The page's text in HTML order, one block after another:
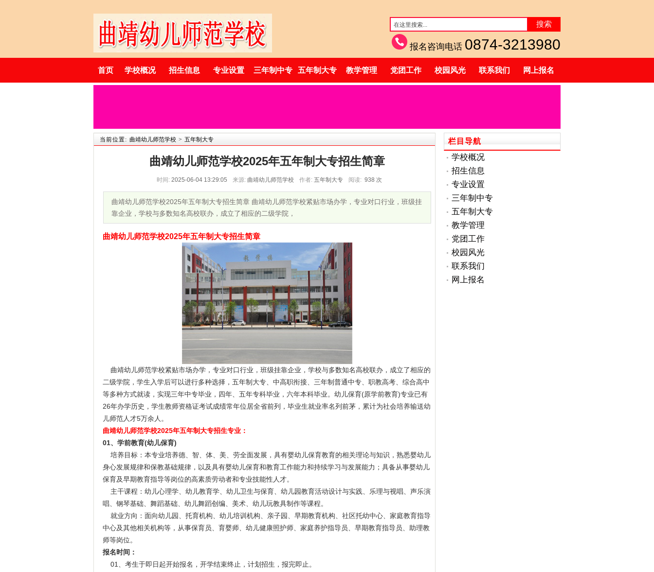
搜索
报名咨询电话 0874-3213980
首页 学校概况 招生信息 专业设置 三年制中专 五年制大专 教学管理 党团工作 校园风光 联系我们 网上报名
当前位置: 曲靖幼儿师范学校 > 五年制大专
曲靖幼儿师范学校2025年五年制大专招生简章
时间: 2025-06-04 13:29:05 来源: 曲靖幼儿师范学校 作者: 五年制大专 阅读: 938 次
曲靖幼儿师范学校2025年五年制大专招生简章 曲靖幼儿师范学校紧贴市场办学，专业对口行业，班级挂
靠企业，学校与多数知名高校联办，成立了相应的二级学院，
曲靖幼儿师范学校2025年五年制大专招生简章
曲靖幼儿师范学校紧贴市场办学，专业对口行业，班级挂靠企业，学校与多数知名高校联办，成立了相应的
二级学院，学生入学后可以进行多种选择，五年制大专、中高职衔接、三年制普通中专、职教高考、综合高中
等多种方式就读，实现三年中专毕业，四年、五年专科毕业，六年本科毕业。幼儿保育(原学前教育)专业已有
26年办学历史，学生教师资格证考试成绩常年位居全省前列，毕业生就业率名列前茅，累计为社会培养输送幼
儿师范人才5万余人。
曲靖幼儿师范学校2025年五年制大专招生专业：
01、学前教育(幼儿保育)
培养目标：本专业培养德、智、体、美、劳全面发展，具有婴幼儿保育教育的相关理论与知识，熟悉婴幼儿
身心发展规律和保教基础规律，以及具有婴幼儿保育和教育工作能力和持续学习与发展能力；具备从事婴幼儿
保育及早期教育指导等岗位的高素质劳动者和专业技能性人才。
主干课程：幼儿心理学、幼儿教育学、幼儿卫生与保育、幼儿园教育活动设计与实践、乐理与视唱、声乐演
唱、钢琴基础、舞蹈基础、幼儿舞蹈创编、美术、幼儿玩教具制作等课程。
就业方向：面向幼儿园、托育机构、幼儿培训机构、亲子园、早期教育机构、社区托幼中心、家庭教育指导
中心及其他相关机构等，从事保育员、育婴师、幼儿健康照护师、家庭养护指导员、早期教育指导员、助理教
师等岗位。
报名时间：
01、考生于即日起开始报名，开学结束终止，计划招生，报完即止。
栏目导航
学校概况
招生信息
专业设置
三年制中专
五年制大专
教学管理
党团工作
校园风光
联系我们
网上报名